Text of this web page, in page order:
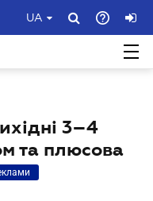
UA
3–4
та плюсова